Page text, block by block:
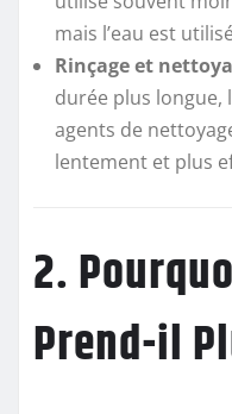
mais l’eau est
Rinçage et
durée plus longue,
agents de
lentement et plus
2.
Prend-il